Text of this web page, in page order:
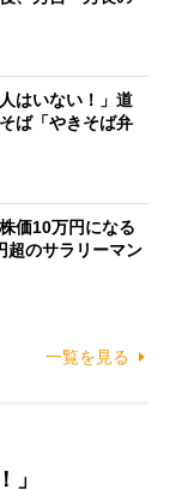
はいない！」道
ば「やきそば弁
価10万円になる
超のサラリーマン
一覧を見る
」